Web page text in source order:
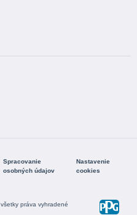
Spracovanie
osobných údajov
Nastavenie
cookies
všetky práva vyhradené